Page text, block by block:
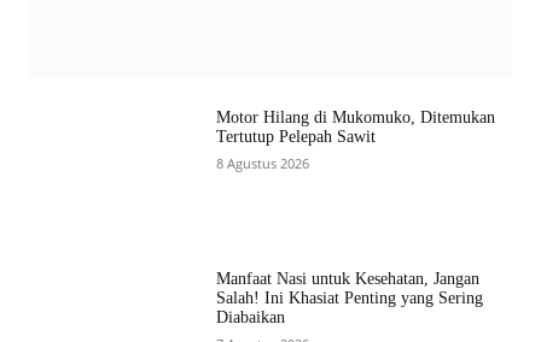
Motor Hilang di Mukomuko, Ditemukan
Tertutup Pelepah Sawit
8 Agustus 2026
Manfaat Nasi untuk Kesehatan, Jangan
Salah! Ini Khasiat Penting yang Sering
Diabaikan